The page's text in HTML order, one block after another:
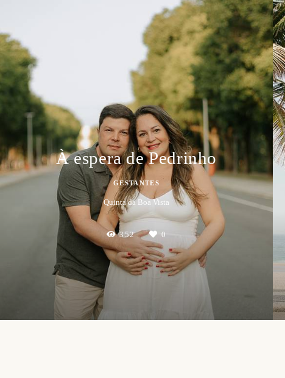
À espera de Pedrinho
GESTANTES
Quinta da Boa Vista
352 0